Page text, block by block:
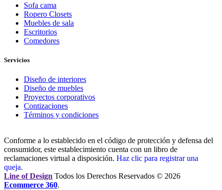
Sofa cama
Ropero Closets
Muebles de sala
Escritorios
Comedores
Servicios
Diseño de interiores
Diseño de muebles
Proyectos corporativos
Contizaciones
Términos y condiciones
Conforme a lo establecido en el código de protección y defensa del
consumidor, este establecimiento cuenta con un libro de
reclamaciones virtual a disposición. Haz clic para registrar una
queja.
Line of Design Todos los Derechos Reservados © 2026
Ecommerce 360.